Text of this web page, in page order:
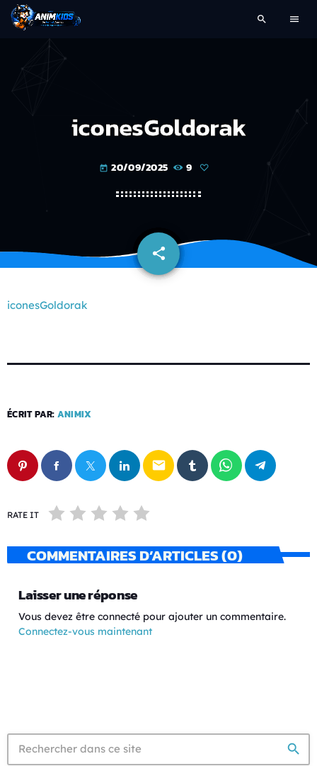
search menu
iconesGoldorak
today 20/09/2025 9
share
email
iconesGoldorak
ÉCRIT PAR: ANIMIX
email
RATE IT
COMMENTAIRES D’ARTICLES (0)
Laisser une réponse
Vous devez être connecté pour ajouter un commentaire.
Connectez-vous maintenant
search